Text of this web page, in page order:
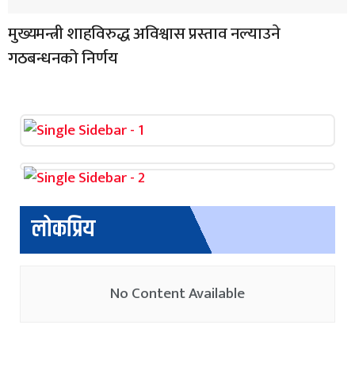
मुख्यमन्त्री शाहविरुद्ध अविश्वास प्रस्ताव नल्याउने
गठबन्धनको निर्णय
लोकप्रिय
No Content Available